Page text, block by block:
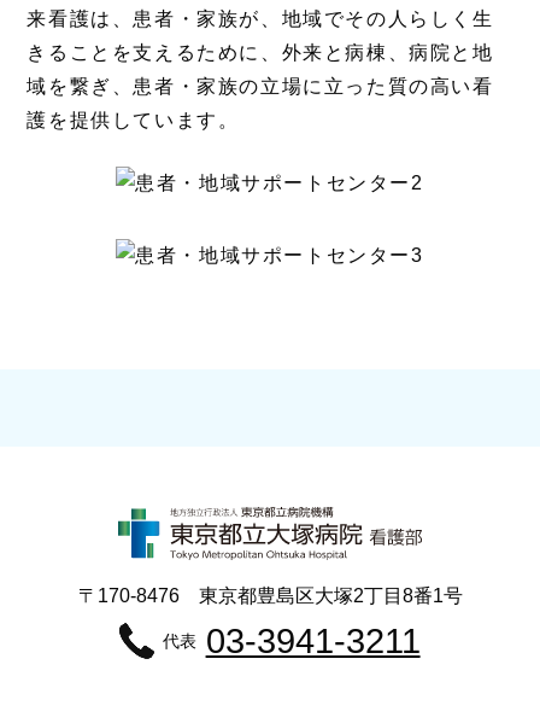
来看護は、患者・家族が、地域でその人らしく生
きることを支えるために、外来と病棟、病院と地
域を繋ぎ、患者・家族の立場に立った質の高い看
護を提供しています。
〒170-8476 東京都豊島区大塚2丁目8番1号
代表 03-3941-3211